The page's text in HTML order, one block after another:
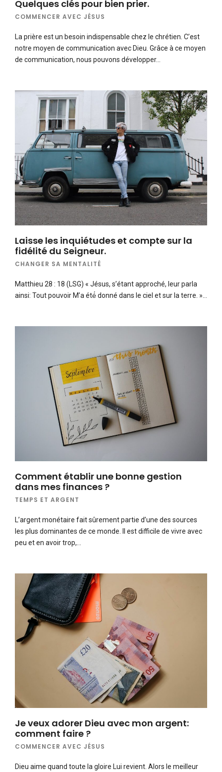
Quelques clés pour bien prier.
COMMENCER AVEC JÉSUS
La prière est un besoin indispensable chez le chrétien. C’est
notre moyen de communication avec Dieu. Grâce à ce moyen
de communication, nous pouvons développer…
Laisse les inquiétudes et compte sur la
fidélité du Seigneur.
CHANGER SA MENTALITÉ
Matthieu 28 : 18 (LSG) « Jésus, s’étant approché, leur parla
ainsi: Tout pouvoir M’a été́ donné dans le ciel et sur la terre. »…
Comment établir une bonne gestion
dans mes finances ?
TEMPS ET ARGENT
L’argent monétaire fait sûrement partie d’une des sources
les plus dominantes de ce monde. Il est difficile de vivre avec
peu et en avoir trop,…
Je veux adorer Dieu avec mon argent:
comment faire ?
COMMENCER AVEC JÉSUS
Dieu aime quand toute la gloire Lui revient. Alors le meilleur